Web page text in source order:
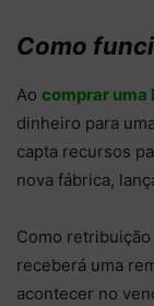
Como
Ao comprar uma
dinheiro para
capta recursos
nova fábrica,
Como
receberá uma
acontecer no